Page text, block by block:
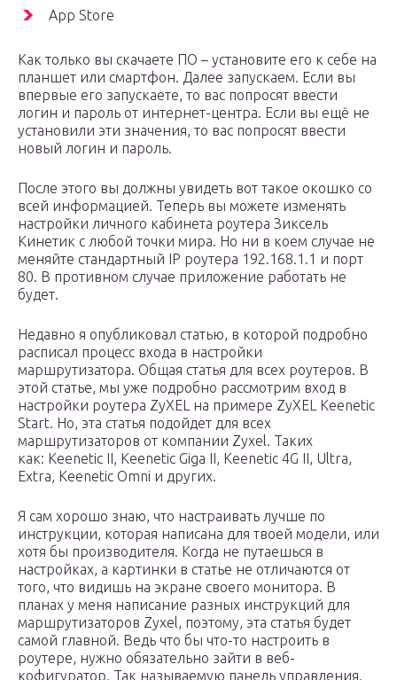
App Store
Как только вы скачаете ПО – установите его к себе на
планшет или смартфон. Далее запускаем. Если вы
впервые его запускаете, то вас попросят ввести
логин и пароль от интернет-центра. Если вы ещё не
установили эти значения, то вас попросят ввести
новый логин и пароль.
После этого вы должны увидеть вот такое окошко со
всей информацией. Теперь вы можете изменять
настройки личного кабинета роутера Зиксель
Кинетик с любой точки мира. Но ни в коем случае не
меняйте стандартный IP роутера 192.168.1.1 и порт
80. В противном случае приложение работать не
будет.
Недавно я опубликовал статью, в которой подробно
расписал процесс входа в настройки
маршрутизатора. Общая статья для всех роутеров. В
этой статье, мы уже подробно рассмотрим вход в
настройки роутера ZyXEL на примере ZyXEL Keenetic
Start. Но, эта статья подойдет для всех
маршрутизаторов от компании Zyxel. Таких
как: Keenetic II, Keenetic Giga II, Keenetic 4G II, Ultra,
Extra, Keenetic Omni и других.
Я сам хорошо знаю, что настраивать лучше по
инструкции, которая написана для твоей модели, или
хотя бы производителя. Когда не путаешься в
настройках, а картинки в статье не отличаются от
того, что видишь на экране своего монитора. В
планах у меня написание разных инструкций для
маршрутизаторов Zyxel, поэтому, эта статья будет
самой главной. Ведь что бы что-то настроить в
роутере, нужно обязательно зайти в веб-
кофигуратор. Так называемую панель управления.